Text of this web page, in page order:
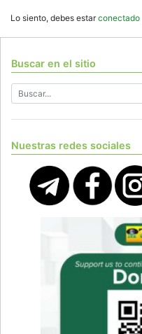
Lo siento, debes estarconectado
Buscar en el sitio
Nuestras redes sociales